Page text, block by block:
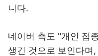
니다.
네이버 측도 "개인 접
생긴 것으로 보인다며